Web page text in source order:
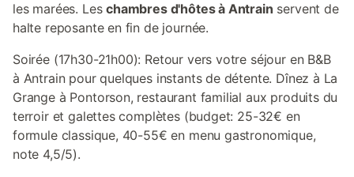
les marées. Leschambres d'hôtes à Antrain servent de
halte reposante en fin de journée.
Soirée (17h30-21h00): Retour vers votre séjour en B&B
à Antrain pour quelques instants de détente. Dînez à La
Grange à Pontorson, restaurant familial aux produits du
terroir et galettes complètes (budget: 25-32€ en
formule classique, 40-55€ en menu gastronomique,
note 4,5/5).